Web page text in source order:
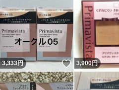
3,333円 いいね！
3,900円